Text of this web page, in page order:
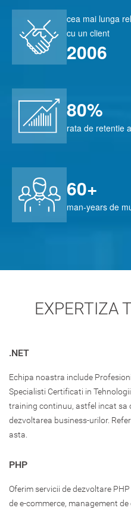
cea mai lunga
cu un client
2006
80%
rata de retentie
60+
man-years de
EXPERTIZA
.NET
Echipa noastra include
Specialisti Certificati in
training continuu, astfel incat sa
dezvoltarea business-urilor.
asta.
PHP
Oferim servicii de dezvoltare
de e-commerce, management